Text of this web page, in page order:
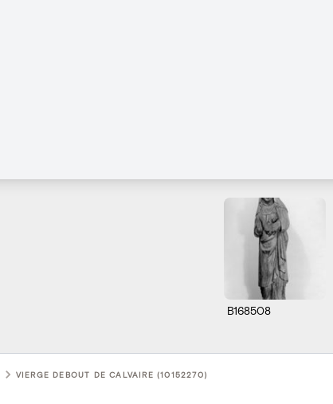
B168508
VIERGE DEBOUT DE CALVAIRE (10152270)